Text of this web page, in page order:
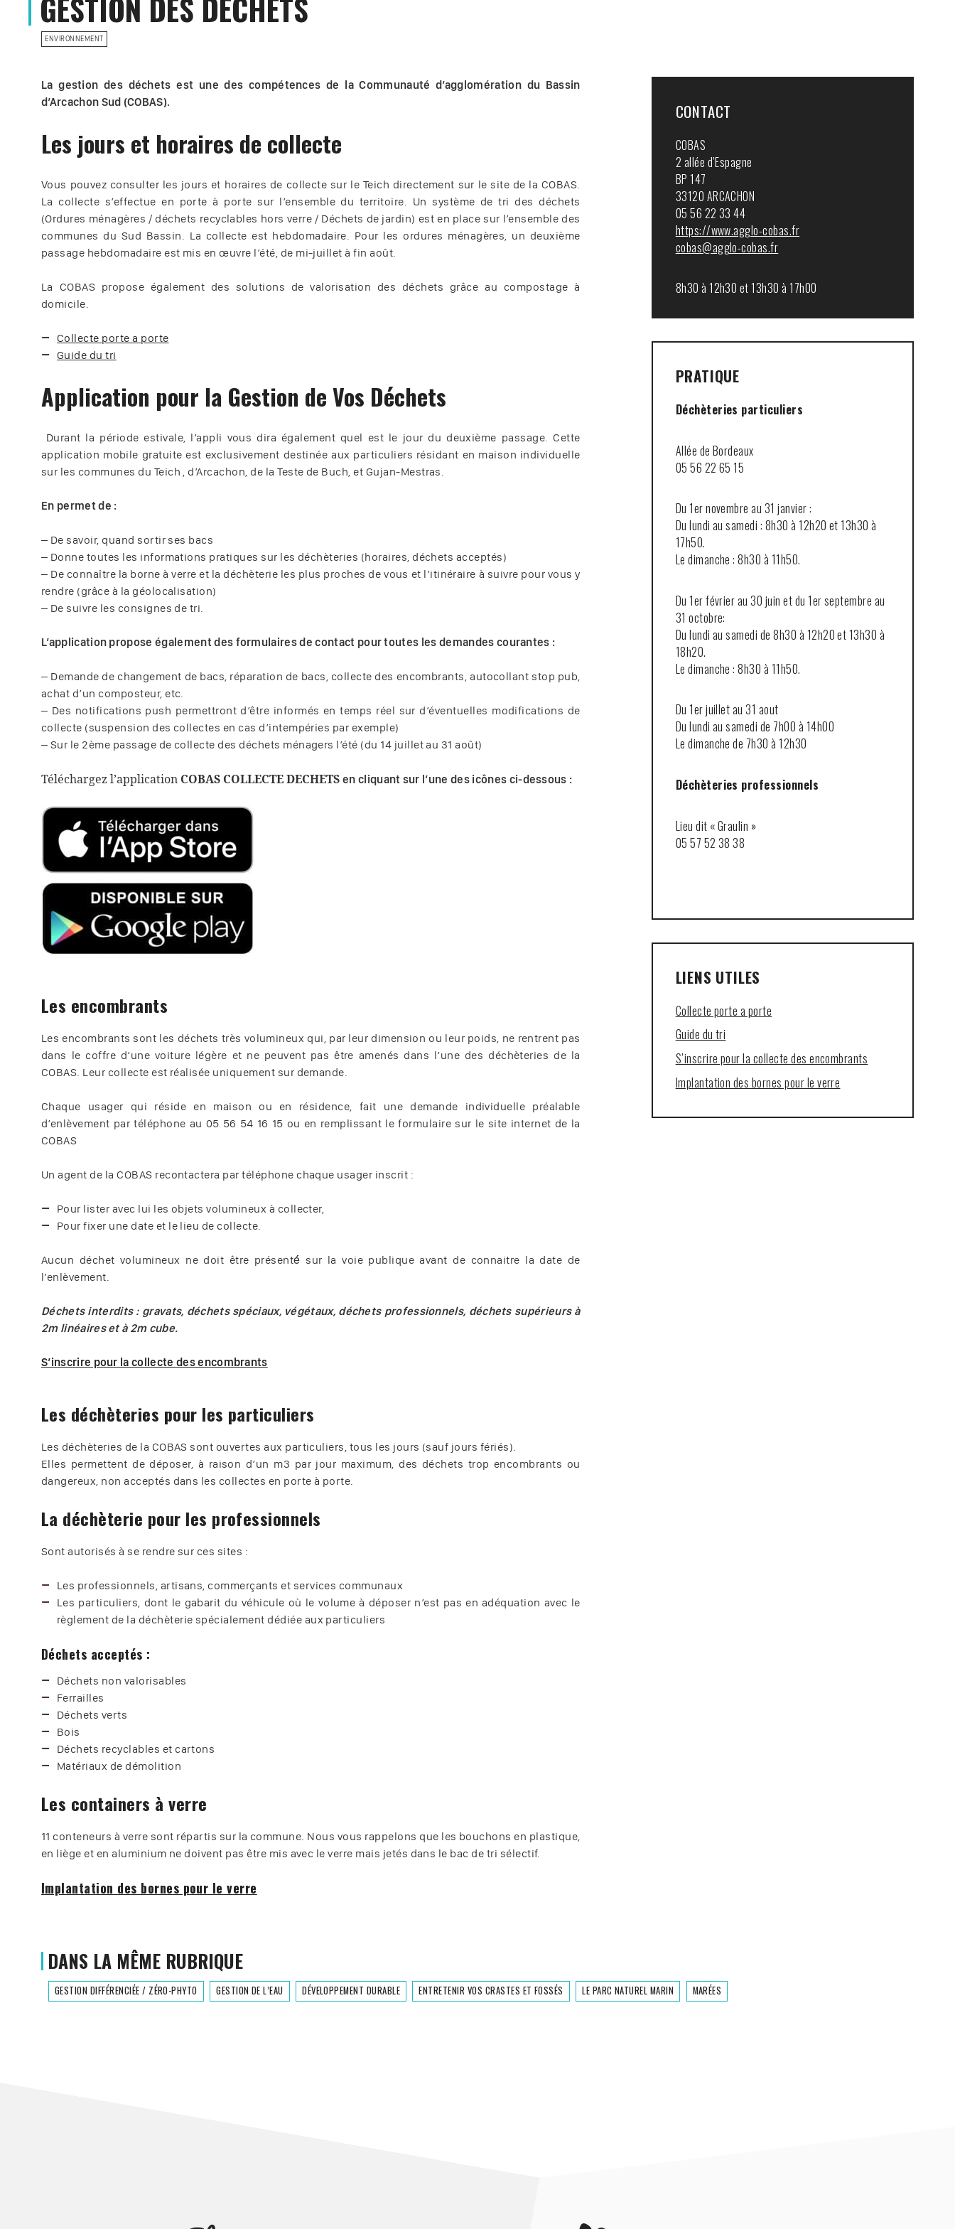
ENVIRONNEMENT
La gestion des déchets est une des compétences de la Communauté d’agglomération du Bassin
d’Arcachon Sud (COBAS).
Les jours et horaires de collecte
Vous pouvez consulter les jours et horaires de collecte sur le Teich directement sur le site de la COBAS.
La collecte s’effectue en porte à porte sur l’ensemble du territoire. Un système de tri des déchets
(Ordures ménagères / déchets recyclables hors verre / Déchets de jardin) est en place sur l’ensemble des
communes du Sud Bassin. La collecte est hebdomadaire. Pour les ordures ménagères, un deuxième
passage hebdomadaire est mis en œuvre l’été, de mi-juillet à fin août.
La COBAS propose également des solutions de valorisation des déchets grâce au compostage à
domicile.
Collecte porte a porte
Guide du tri
Application pour la Gestion de Vos Déchets
Durant la période estivale, l’appli vous dira également quel est le jour du deuxième passage. Cette
application mobile gratuite est exclusivement destinée aux particuliers résidant en maison individuelle
sur les communes du Teich , d’Arcachon, de la Teste de Buch, et Gujan-Mestras.
En permet de :
– De savoir, quand sortir ses bacs
– Donne toutes les informations pratiques sur les déchèteries (horaires, déchets acceptés)
– De connaître la borne à verre et la déchèterie les plus proches de vous et l’itinéraire à suivre pour vous y
rendre (grâce à la géolocalisation)
– De suivre les consignes de tri.
L’application propose également des formulaires de contact pour toutes les demandes courantes :
– Demande de changement de bacs, réparation de bacs, collecte des encombrants, autocollant stop pub,
achat d’un composteur, etc.
– Des notifications push permettront d’être informés en temps réel sur d’éventuelles modifications de
collecte (suspension des collectes en cas d’intempéries par exemple)
– Sur le 2ème passage de collecte des déchets ménagers l’été (du 14 juillet au 31 août)
Téléchargez l’application COBAS COLLECTE DECHETS en cliquant sur l’une des icônes ci-dessous :
Les encombrants
Les encombrants sont les déchets très volumineux qui, par leur dimension ou leur poids, ne rentrent pas
dans le coffre d’une voiture légère et ne peuvent pas être amenés dans l’une des déchèteries de la
COBAS. Leur collecte est réalisée uniquement sur demande.
Chaque usager qui réside en maison ou en résidence, fait une demande individuelle préalable
d’enlèvement par téléphone au 05 56 54 16 15 ou en remplissant le formulaire sur le site internet de la
COBAS
Un agent de la COBAS recontactera par téléphone chaque usager inscrit :
Pour lister avec lui les objets volumineux à collecter,
Pour fixer une date et le lieu de collecte.
Aucun déchet volumineux ne doit être présenté́ sur la voie publique avant de connaitre la date de
l’enlèvement.
Déchets interdits : gravats, déchets spéciaux, végétaux, déchets professionnels, déchets supérieurs à
2m linéaires et à 2m cube.
S’inscrire pour la collecte des encombrants
Les déchèteries pour les particuliers
Les déchèteries de la COBAS sont ouvertes aux particuliers, tous les jours (sauf jours fériés).
Elles permettent de déposer, à raison d’un m3 par jour maximum, des déchets trop encombrants ou
dangereux, non acceptés dans les collectes en porte à porte.
La déchèterie pour les professionnels
Sont autorisés à se rendre sur ces sites :
Les professionnels, artisans, commerçants et services communaux
Les particuliers, dont le gabarit du véhicule où le volume à déposer n’est pas en adéquation avec le
règlement de la déchèterie spécialement dédiée aux particuliers
Déchets acceptés :
Déchets non valorisables
Ferrailles
Déchets verts
Bois
Déchets recyclables et cartons
Matériaux de démolition
Les containers à verre
11 conteneurs à verre sont répartis sur la commune. Nous vous rappelons que les bouchons en plastique,
en liège et en aluminium ne doivent pas être mis avec le verre mais jetés dans le bac de tri sélectif.
Implantation des bornes pour le verre
CONTACT
COBAS
2 allée d’Espagne
BP 147
33120 ARCACHON
05 56 22 33 44
https://www.agglo-cobas.fr
cobas@agglo-cobas.fr
8h30 à 12h30 et 13h30 à 17h00
PRATIQUE
Déchèteries particuliers
Allée de Bordeaux
05 56 22 65 15
Du 1er novembre au 31 janvier :
Du lundi au samedi : 8h30 à 12h20 et 13h30 à
17h50.
Le dimanche : 8h30 à 11h50.
Du 1er février au 30 juin et du 1er septembre au
31 octobre:
Du lundi au samedi de 8h30 à 12h20 et 13h30 à
18h20.
Le dimanche : 8h30 à 11h50.
Du 1er juillet au 31 aout
Du lundi au samedi de 7h00 à 14h00
Le dimanche de 7h30 à 12h30
Déchèteries professionnels
Lieu dit « Graulin »
05 57 52 38 38
LIENS UTILES
Collecte porte a porte
Guide du tri
S’inscrire pour la collecte des encombrants
Implantation des bornes pour le verre
DANS LA MÊME RUBRIQUE
GESTION DIFFÉRENCIÉE / ZÉRO-PHYTO GESTION DE L’EAU DÉVELOPPEMENT DURABLE ENTRETENIR VOS CRASTES ET FOSSÉS LE PARC NATUREL MARIN MARÉES